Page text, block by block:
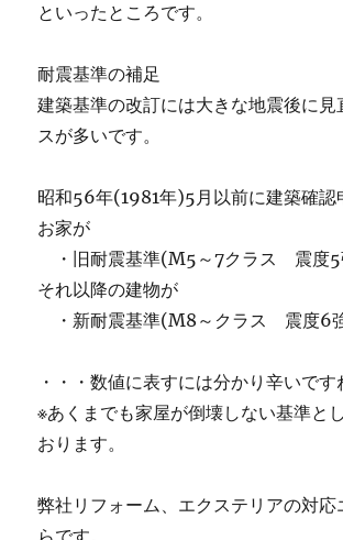
といったところです。
耐震基準の補足
建築基準の改訂には大きな地震後に見
スが多いです。
昭和56年(1981年)5月以前に建築確認
お家が
・旧耐震基準(M5～7クラス 震度
それ以降の建物が
・新耐震基準(M8～クラス 震度6
・・・数値に表すには分かり辛いです
※あくまでも家屋が倒壊しない基準と
おります。
弊社リフォーム、エクステリアの対応